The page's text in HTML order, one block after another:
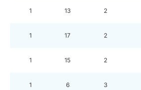
1 13 2
1 17 2
1 15 2
1 6 3